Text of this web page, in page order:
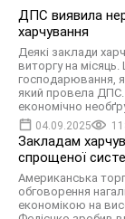
ДПС виявила
харчування
Деякі заклади
виторгу на місяць.
господарювання,
який провела ДПС.
економічно
04.09.2025
Закладам
спрощеної
Американська
обговорення
економікою на